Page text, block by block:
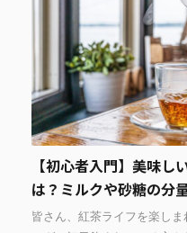
【初心者入門】美味し
は？ミルクや砂糖の分
皆さん、紅茶ライフを楽し